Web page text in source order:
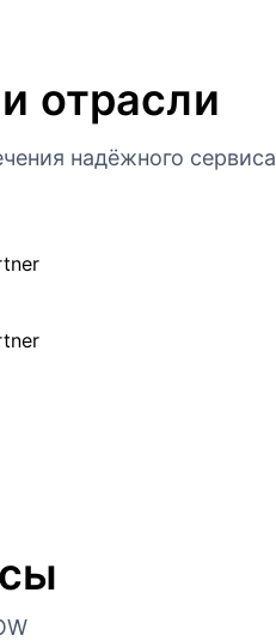
отрасли
надёжного сервиса